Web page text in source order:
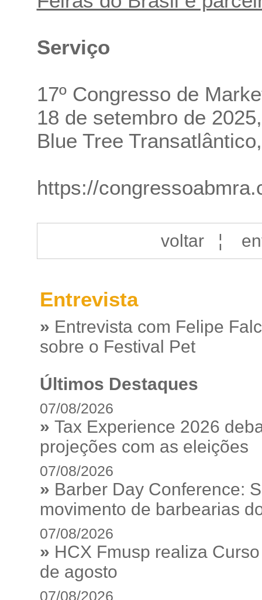
Serviço
17º Congresso de
18 de setembro de
Blue Tree
https://
voltar¦
Entrevista
» Entrevista com Felipe
sobre o Festival Pet
Últimos Destaques
07/08/2026
» Tax Experience 2026
projeções com as eleições
07/08/2026
» Barber Day Conference:
movimento de barbearias
07/08/2026
» HCX Fmusp realiza
de agosto
07/08/2026